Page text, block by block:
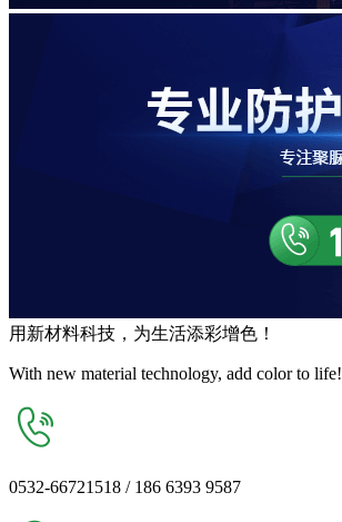
用 新材料科技，为生活添彩增色 ！
With new material technology, add color to life!
0532-66721518 / 186 6393 9587